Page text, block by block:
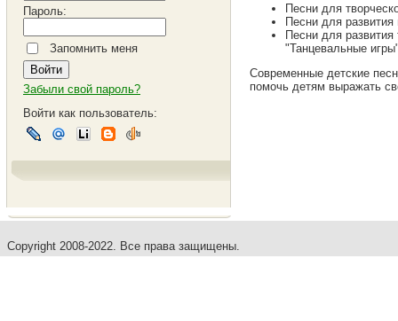
Пароль:
Запомнить меня
Забыли свой пароль?
Войти как пользователь:
Песни для
Песни для
Песни для
"Танцевальные
Современные детские
помочь детям выражать
Copyright 2008-2022. Все права защищены.